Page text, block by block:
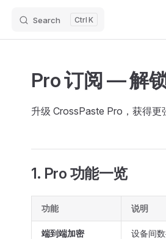
Search K
Pro 订阅 — 解
升级 CrossPaste Pro，获得更
1. Pro 功能一览
功能 说明
端到端加密 设备间